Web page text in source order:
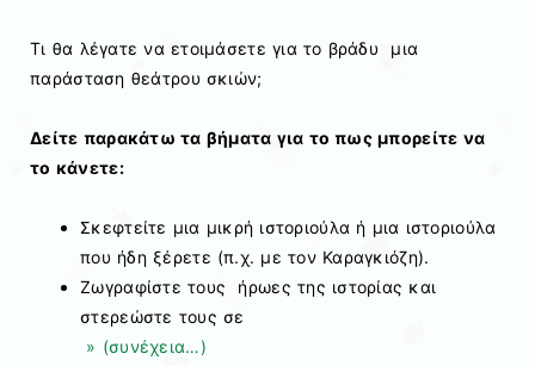
Τι θα λέγατε να ετοιμάσετε για το βράδυ μια
παράσταση θεάτρου σκιών;
Δείτε παρακάτω τα βήματα για το πως μπορείτε να
το κάνετε:
Σκεφτείτε μια μικρή ιστοριούλα ή μια ιστοριούλα
που ήδη ξέρετε (π.χ. με τον Καραγκιόζη).
Ζωγραφίστε τους ήρωες της ιστορίας και
στερεώστε τους σε
» (συνέχεια…)